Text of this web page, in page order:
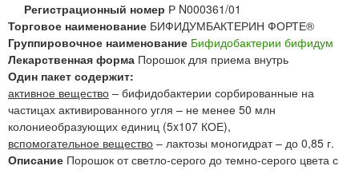
Регистрационный номер Р N000361/01
Торговое наименование БИФИДУМБАКТЕРИН ФОРТЕ®
Группировочное наименование Бифидобактерии бифидум
Лекарственная форма Порошок для приема внутрь
Один пакет содержит:
активное вещество – бифидобактерии сорбированные на
частицах активированного угля – не менее 50 млн
колониеобразующих единиц (5x107 КОЕ),
вспомогательное вещество – лактозы моногидрат – до 0,85 г.
Описание Порошок от светло-серого до темно-серого цвета с